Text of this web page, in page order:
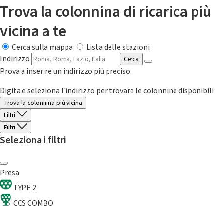
Trova la colonnina di ricarica più
vicina a te
Cerca sulla mappa
Lista delle stazioni
Indirizzo
Cerca
Prova a inserire un indirizzo più preciso.
Digita e seleziona l'indirizzo per trovare le colonnine disponibili
Trova la colonnina piú vicina
Filtri
Filtri
Seleziona i filtri
Presa
TYPE 2
CCS COMBO